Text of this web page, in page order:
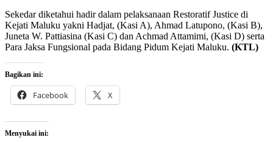
Sekedar diketahui hadir dalam pelaksanaan Restoratif Justice di
Kejati Maluku yakni Hadjat, (Kasi A), Ahmad Latupono, (Kasi B),
Juneta W. Pattiasina (Kasi C) dan Achmad Attamimi, (Kasi D) serta
Para Jaksa Fungsional pada Bidang Pidum Kejati Maluku. (KTL)
Bagikan ini:
Facebook X
Menyukai ini: